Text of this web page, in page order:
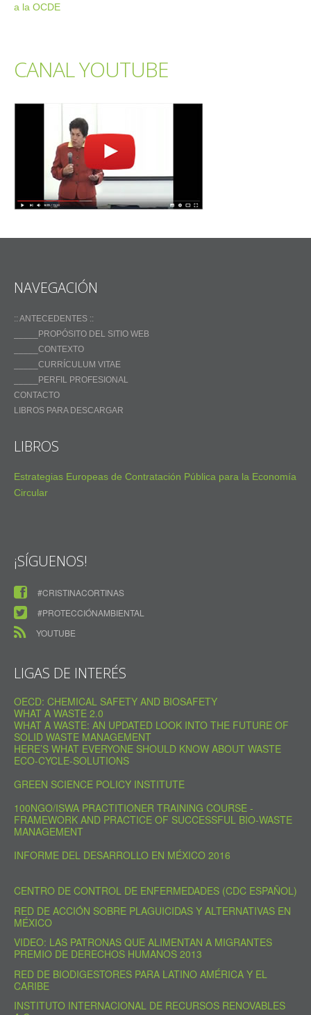
a la OCDE
CANAL YOUTUBE
NAVEGACIÓN
:: ANTECEDENTES ::
_____PROPÓSITO DEL SITIO WEB
_____CONTEXTO
_____CURRÍCULUM VITAE
_____PERFIL PROFESIONAL
CONTACTO
LIBROS PARA DESCARGAR
LIBROS
Estrategias Europeas de Contratación Pública para la Economía
Circular
¡SÍGUENOS!
#CRISTINACORTINAS
#PROTECCIÓNAMBIENTAL
YOUTUBE
LIGAS DE INTERÉS
OECD: CHEMICAL SAFETY AND BIOSAFETY
WHAT A WASTE 2.0
WHAT A WASTE: AN UPDATED LOOK INTO THE FUTURE OF
SOLID WASTE MANAGEMENT
HERE’S WHAT EVERYONE SHOULD KNOW ABOUT WASTE
ECO-CYCLE-SOLUTIONS
GREEN SCIENCE POLICY INSTITUTE
100NGO/ISWA PRACTITIONER TRAINING COURSE -
FRAMEWORK AND PRACTICE OF SUCCESSFUL BIO-WASTE
MANAGEMENT
INFORME DEL DESARROLLO EN MÉXICO 2016
CENTRO DE CONTROL DE ENFERMEDADES (CDC ESPAÑOL)
RED DE ACCIÓN SOBRE PLAGUICIDAS Y ALTERNATIVAS EN
MÉXICO
VIDEO: LAS PATRONAS QUE ALIMENTAN A MIGRANTES
PREMIO DE DERECHOS HUMANOS 2013
RED DE BIODIGESTORES PARA LATINO AMÉRICA Y EL
CARIBE
INSTITUTO INTERNACIONAL DE RECURSOS RENOVABLES